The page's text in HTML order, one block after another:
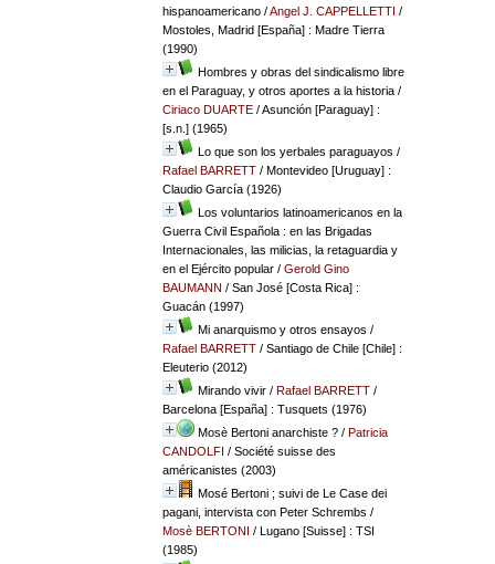
hispanoamericano/Angel J. CAPPELLETTI /
Mostoles, Madrid [España] : Madre Tierra
(1990)
Hombres y obras del sindicalismo libre
en el Paraguay, y otros aportes a la historia/
Ciriaco DUARTE/ Asunción [Paraguay] :
[s.n.] (1965)
Lo que son los yerbales paraguayos /
Rafael BARRETT/ Montevideo [Uruguay] :
Claudio García (1926)
Los voluntarios latinoamericanos en la
Guerra Civil Española : en las Brigadas
Internacionales, las milicias, la retaguardia y
en el Ejército popular/ Gerold Gino
BAUMANN / San José [Costa Rica] :
Guacán (1997)
Mi anarquismo y otros ensayos /
Rafael BARRETT/ Santiago de Chile [Chile] :
Eleuterio (2012)
Mirando vivir/ Rafael BARRETT/
Barcelona [España] : Tusquets (1976)
Mosè Bertoni anarchiste ?/ Patricia
CANDOLFI / Société suisse des
américanistes (2003)
Mosé Bertoni ; suivi de Le Case dei
pagani, intervista con Peter Schrembs /
Mosè BERTONI / Lugano [Suisse] : TSI
(1985)